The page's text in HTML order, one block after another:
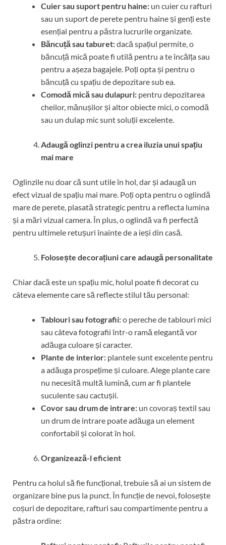
Cuier sau suport pentru haine: un cuier cu rafturi
sau un suport de perete pentru haine și genți este
esențial pentru a păstra lucrurile organizate.
Băncuță sau taburet:dacă spațiul permite, o
băncuță mică poate fi utilă pentru a te încălța sau
pentru a așeza bagajele. Poți opta și pentru o
băncuță cu spațiu de depozitare sub ea.
Comodă mică sau dulapuri: pentru depozitarea
cheilor, mănușilor și altor obiecte mici, o comodă
sau un dulap mic sunt soluții excelente.
Adaugă oglinzi pentru a crea iluzia unui spațiu
mai mare
Oglinzile nu doar că sunt utile în hol, dar și adaugă un
efect vizual de spațiu mai mare. Poți opta pentru o oglindă
mare de perete, plasată strategic pentru a reflecta lumina
și a mări vizual camera. În plus, o oglindă va fi perfectă
pentru ultimele retușuri înainte de a ieși din casă.
Folosește decorațiuni care adaugă personalitate
Chiar dacă este un spațiu mic, holul poate fi decorat cu
câteva elemente care să reflecte stilul tău personal:
Tablouri sau fotografii:o pereche de tablouri mici
sau câteva fotografii într-o ramă elegantă vor
adăuga culoare și caracter.
Plante de interior: plantele sunt excelente pentru
a adăuga prospețime și culoare. Alege plante care
nu necesită multă lumină, cum ar fi plantele
suculente sau cactușii.
Covor sau drum de intrare: un covoraș textil sau
un drum de intrare poate adăuga un element
confortabil și colorat în hol.
Organizează-l eficient
Pentru ca holul să fie funcțional, trebuie să ai un sistem de
organizare bine pus la punct. În funcție de nevoi, folosește
coșuri de depozitare, rafturi sau compartimente pentru a
păstra ordine: